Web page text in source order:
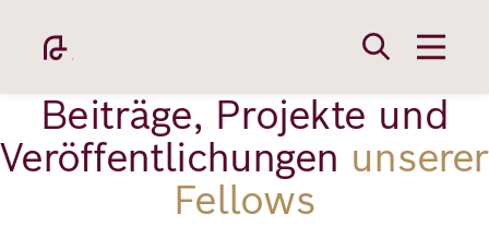
Inhalt
Beiträge, Projekte und
Veröffentlichungen unserer
Fellows